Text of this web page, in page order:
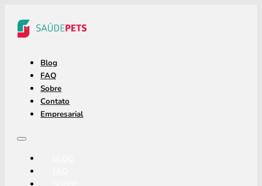
Blog
FAQ
Sobre
Contato
Empresarial